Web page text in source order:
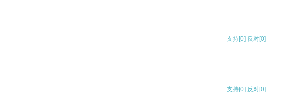
支持[0] 反对[0]
支持[0] 反对[0]